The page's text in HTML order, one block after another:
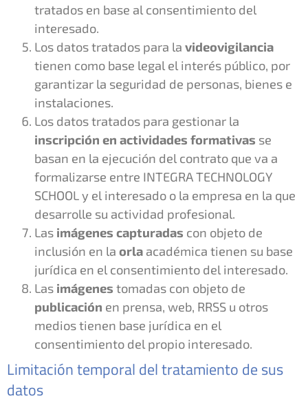
tratados en base al consentimiento del
interesado.
Los datos tratados para la videovigilancia
tienen como base legal el interés público, por
garantizar la seguridad de personas, bienes e
instalaciones.
Los datos tratados para gestionar la
inscripción en actividades formativas se
basan en la ejecución del contrato que va a
formalizarse entre INTEGRA TECHNOLOGY
SCHOOL y el interesado o la empresa en la que
desarrolle su actividad profesional.
Las imágenes capturadas con objeto de
inclusión en la orla académica tienen su base
jurídica en el consentimiento del interesado.
Las imágenes tomadas con objeto de
publicación en prensa, web, RRSS u otros
medios tienen base jurídica en el
consentimiento del propio interesado.
Limitación temporal del tratamiento de sus
datos